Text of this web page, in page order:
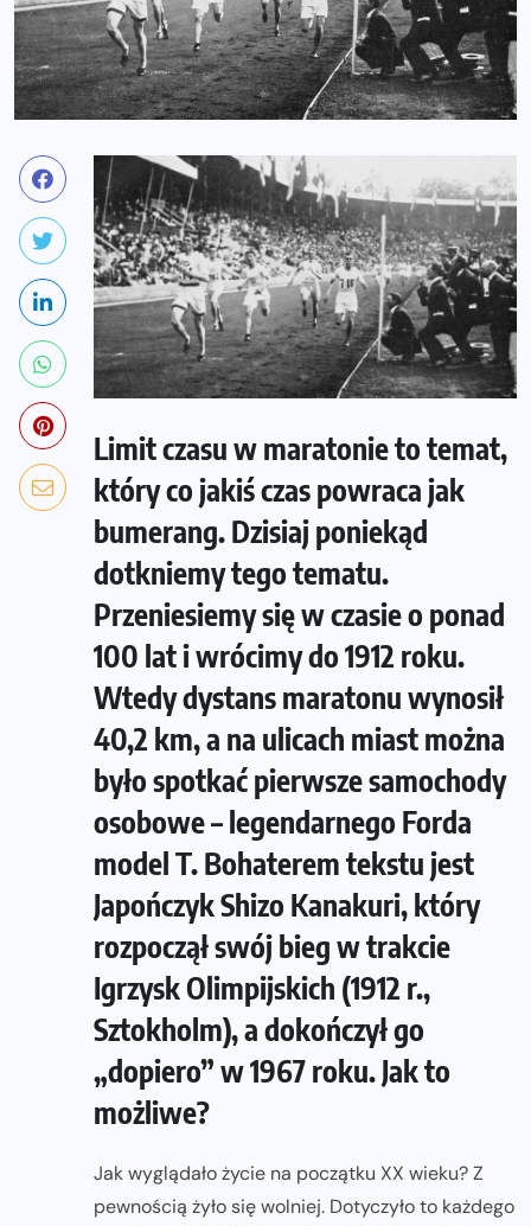
Limit czasu w maratonie to temat,
który co jakiś czas powraca jak
bumerang. Dzisiaj poniekąd
dotkniemy tego tematu.
Przeniesiemy się w czasie o ponad
100 lat i wrócimy do 1912 roku.
Wtedy dystans maratonu wynosił
40,2 km, a na ulicach miast można
było spotkać pierwsze samochody
osobowe – legendarnego Forda
model T. Bohaterem tekstu jest
Japończyk Shizo Kanakuri, który
rozpoczął swój bieg w trakcie
Igrzysk Olimpijskich (1912 r.,
Sztokholm), a dokończył go
„dopiero” w 1967 roku. Jak to
możliwe?
Jak wyglądało życie na początku XX wieku? Z
pewnością żyło się wolniej. Dotyczyło to każdego